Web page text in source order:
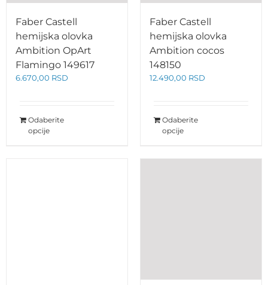
Faber Castell
hemijska olovka
Ambition OpArt
Flamingo 149617
6.670,00 RSD
Odaberite
opcije
Faber Castell
hemijska olovka
Ambition cocos
148150
12.490,00 RSD
Odaberite
opcije